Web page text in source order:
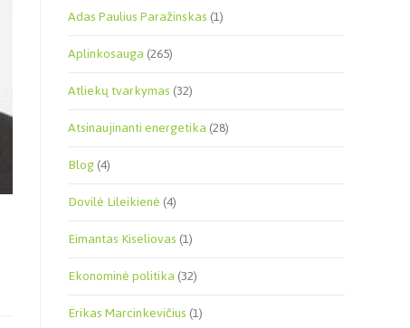
Adas Paulius Paražinskas(1)
Aplinkosauga(265)
Atliekų tvarkymas(32)
Atsinaujinanti energetika(28)
Blog(4)
Dovilė Lileikienė(4)
Eimantas Kiseliovas(1)
Ekonominė politika(32)
Erikas Marcinkevičius(1)